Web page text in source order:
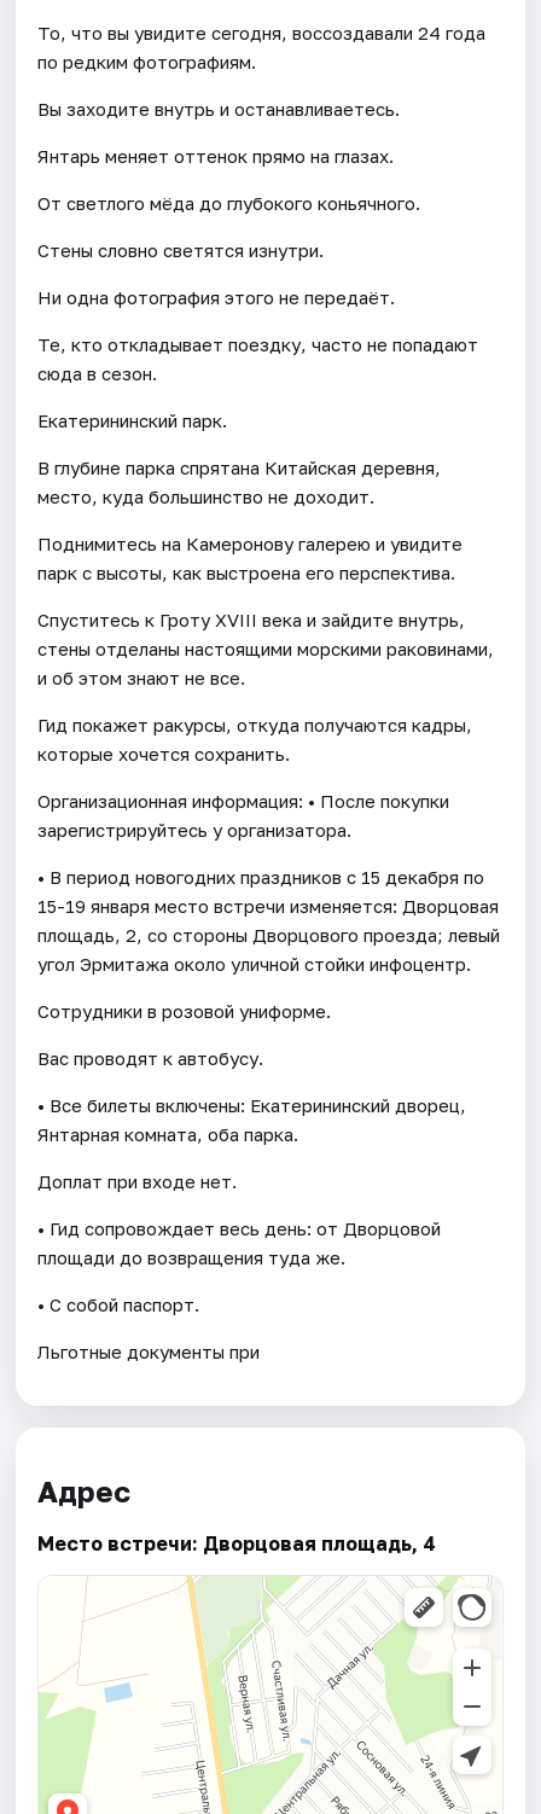
То, что вы увидите сегодня, воссоздавали 24 года
по редким фотографиям.
Вы заходите внутрь и останавливаетесь.
Янтарь меняет оттенок прямо на глазах.
От светлого мёда до глубокого коньячного.
Стены словно светятся изнутри.
Ни одна фотография этого не передаёт.
Те, кто откладывает поездку, часто не попадают
сюда в сезон.
Екатерининский парк.
В глубине парка спрятана Китайская деревня,
место, куда большинство не доходит.
Поднимитесь на Камеронову галерею и увидите
парк с высоты, как выстроена его перспектива.
Спуститесь к Гроту XVIII века и зайдите внутрь,
стены отделаны настоящими морскими раковинами,
и об этом знают не все.
Гид покажет ракурсы, откуда получаются кадры,
которые хочется сохранить.
Организационная информация: • После покупки
зарегистрируйтесь у организатора.
• В период новогодних праздников с 15 декабря по
15-19 января место встречи изменяется: Дворцовая
площадь, 2, со стороны Дворцового проезда; левый
угол Эрмитажа около уличной стойки инфоцентр.
Сотрудники в розовой униформе.
Вас проводят к автобусу.
• Все билеты включены: Екатерининский дворец,
Янтарная комната, оба парка.
Доплат при входе нет.
• Гид сопровождает весь день: от Дворцовой
площади до возвращения туда же.
• С собой паспорт.
Льготные документы при
Адрес
Место встречи: Дворцовая площадь, 4